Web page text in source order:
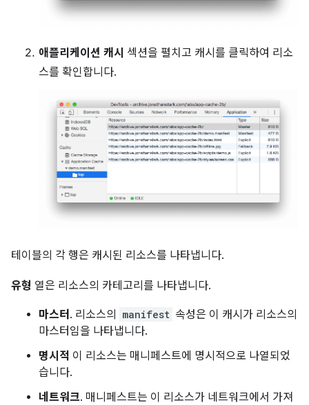
애플리케이션 캐시 섹션을 펼치고 캐시를 클릭하여 리소
스를 확인합니다.
테이블의 각 행은 캐시된 리소스를 나타냅니다.
유형 열은 리소스의 카테고리를 나타냅니다.
마스터 . 리소스의 manifest 속성은 이 캐시가 리소스의
마스터임을 나타냅니다.
명시적 이 리소스는 매니페스트에 명시적으로 나열되었
습니다.
네트워크. 매니페스트는 이 리소스가 네트워크에서 가져